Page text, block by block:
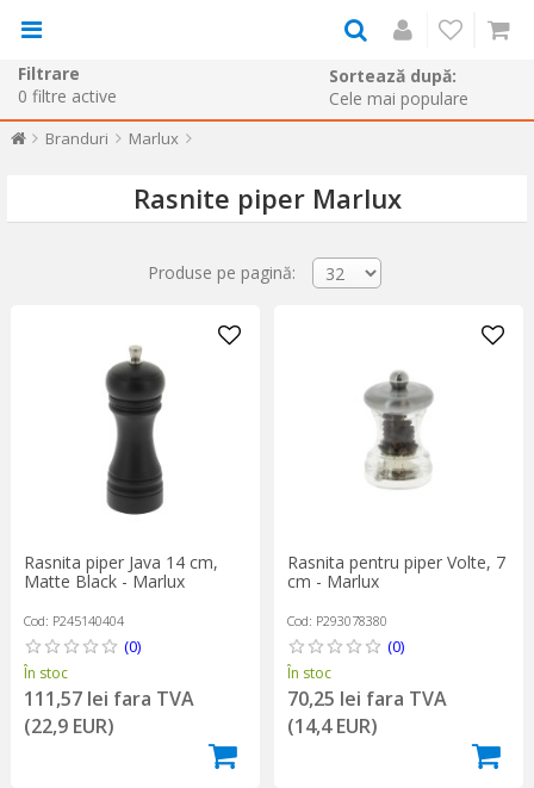
Filtrare
0 filtre active
Sortează după:
Branduri Marlux
Rasnite piper Marlux
Produse pe pagină:
Rasnita piper Java 14 cm,
Matte Black - Marlux
Cod: P245140404
(0)
În stoc
111,57 lei fara TVA
(22,9 EUR)
Rasnita pentru piper Volte, 7
cm - Marlux
Cod: P293078380
(0)
În stoc
70,25 lei fara TVA
(14,4 EUR)